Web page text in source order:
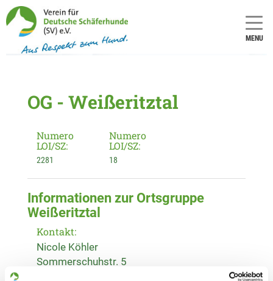
MENU
OG - Weißeritztal
Numero
LOI/SZ:
2281
Numero
LOI/SZ:
18
Informationen zur Ortsgruppe
Weißeritztal
Kontakt:
Nicole Köhler
Sommerschuhstr. 5